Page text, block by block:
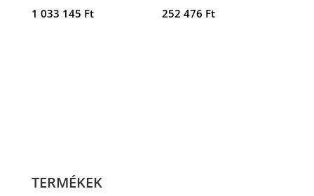
1 033 145 Ft
252 476 Ft
TERMÉKEK